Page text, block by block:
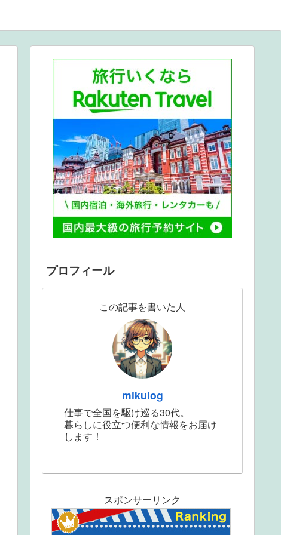
プロフィール
この記事を書いた人
mikulog
仕事で全国を駆け巡る30代。
暮らしに役立つ便利な情報をお届け
します！
スポンサーリンク